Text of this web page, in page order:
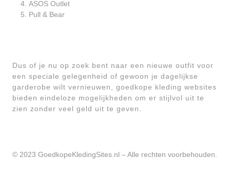
ASOS Outlet
Pull & Bear
Dus of je nu op zoek bent naar een nieuwe outfit voor
een speciale gelegenheid of gewoon je dagelijkse
garderobe wilt vernieuwen, goedkope kleding websites
bieden eindeloze mogelijkheden om er stijlvol uit te
zien zonder veel geld uit te geven.
© 2023 GoedkopeKledingSites.nl – Alle rechten voorbehouden.